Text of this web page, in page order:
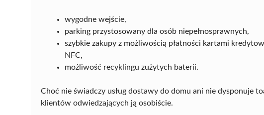
wygodne wejście,
parking przystosowany dla osób niepełnosprawnych,
szybkie zakupy z możliwością płatności kartami
NFC,
możliwość recyklingu zużytych baterii.
Choć nie świadczy usług dostawy do domu ani nie dysponuje
klientów odwiedzających ją osobiście.